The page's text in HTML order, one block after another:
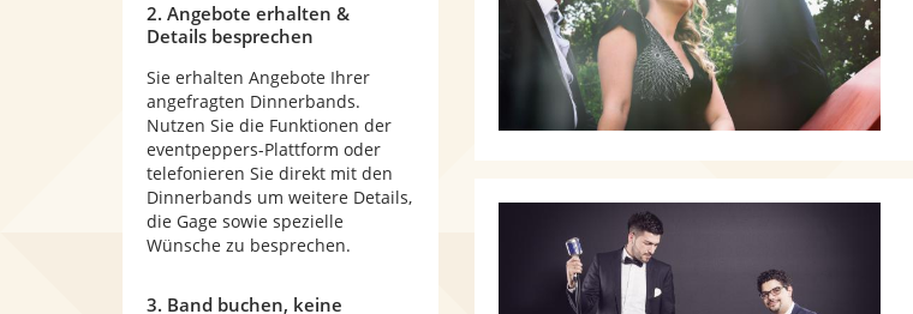
2. Angebote erhalten &
Details besprechen
Sie erhalten Angebote Ihrer
angefragten Dinnerbands.
Nutzen Sie die Funktionen der
eventpeppers-Plattform oder
telefonieren Sie direkt mit den
Dinnerbands um weitere Details,
die Gage sowie spezielle
Wünsche zu besprechen.
3. Band buchen, keine